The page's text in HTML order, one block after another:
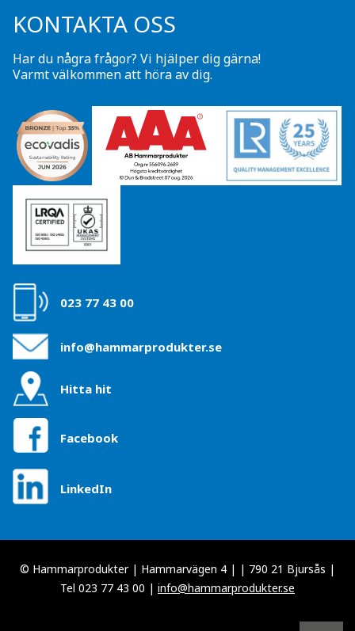
KONTAKTA OSS
Har du några frågor? Vi hjälper dig gärna!
Varmt välkommen att höra av dig.
023 77 43 00
info@hammarprodukter.se
Hitta hit
Facebook
LinkedIn
© Hammarprodukter | Hammarvägen 4 | | 790 21 Bjursås |
Tel 023 77 43 00 | info@hammarprodukter.se